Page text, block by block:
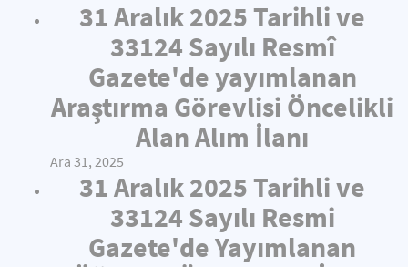
31 Aralık 2025 Tarihli ve
33124 Sayılı Resmî
Gazete'de yayımlanan
Araştırma Görevlisi Öncelikli
Alan Alım İlanı
Ara 31, 2025
31 Aralık 2025 Tarihli ve
33124 Sayılı Resmi
Gazete'de Yayımlanan